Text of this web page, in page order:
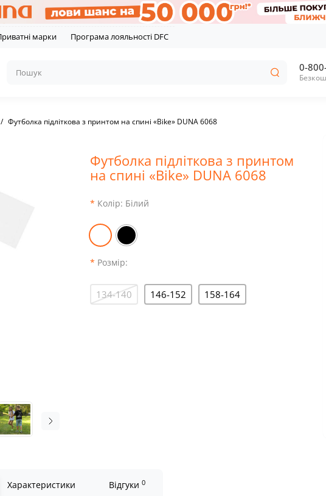
марки Програма лояльності DFC
0-
Футболка підліткова з принтом на спині «Bike» DUNA 6068
Футболка підліткова з принтом
на спині «Bike» DUNA 6068
Колір: Білий
Розмір:
134-140 146-152 158-164
Характеристики Відгуки 0